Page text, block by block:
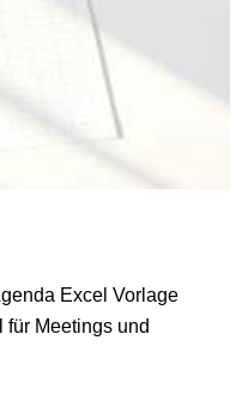
Excel Vorlage
Meetings und